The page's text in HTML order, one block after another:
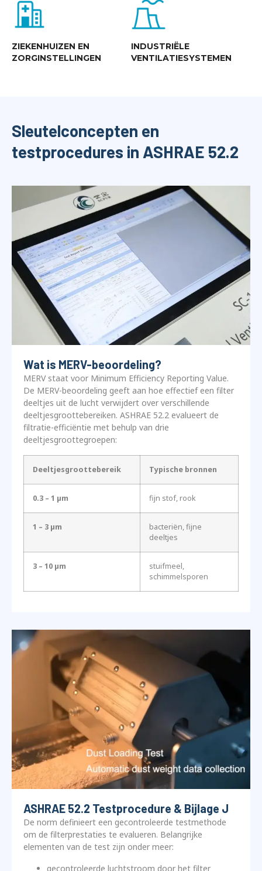
ZIEKENHUIZEN EN
ZORGINSTELLINGEN
INDUSTRIËLE
VENTILATIESYSTEMEN
Sleutelconcepten en
testprocedures in ASHRAE 52.2
Wat is MERV-beoordeling?
MERV staat voor Minimum Efficiency Reporting Value.
De MERV-beoordeling geeft aan hoe effectief een filter
deeltjes uit de lucht verwijdert over verschillende
deeltjesgroottebereiken. ASHRAE 52.2 evalueert de
filtratie-efficiëntie met behulp van drie
deeltjesgroottegroepen:
Deeltjesgroottebereik Typische bronnen
0.3 – 1 µm fijn stof, rook
1 – 3 µm
bacteriën, fijne
deeltjes
3 – 10 µm
stuifmeel,
schimmelsporen
ASHRAE 52.2 Testprocedure & Bijlage J
De norm definieert een gecontroleerde testmethode
om de filterprestaties te evalueren. Belangrijke
elementen van de test zijn onder meer:
gecontroleerde luchtstroom door het filter